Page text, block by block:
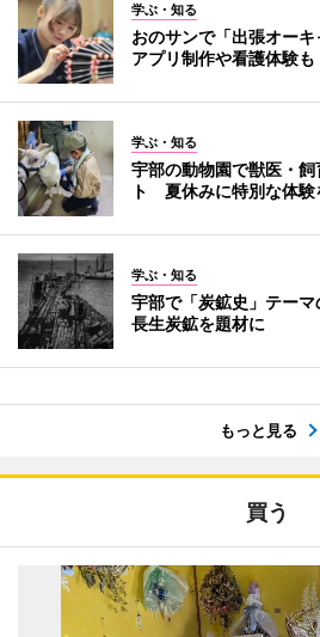
学ぶ・知る
おのサンで「出張オー
アプリ制作や看護体験も
学ぶ・知る
宇部の動物園で獣医・
ト 夏休みに特別な体験
学ぶ・知る
宇部で「炭鉱史」テー
長生炭鉱を題材に
もっと見る
買う